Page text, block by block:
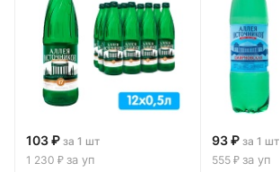
103 ₽ за 1 шт
1 230 ₽ за уп
93 ₽ за 1 шт
555 ₽ за уп